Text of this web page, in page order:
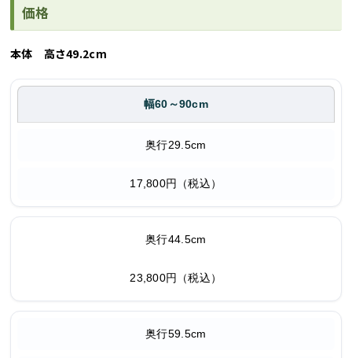
価格
本体 高さ49.2cm
幅60～90cm
奥行29.5cm
17,800円（税込）
奥行44.5cm
23,800円（税込）
奥行59.5cm